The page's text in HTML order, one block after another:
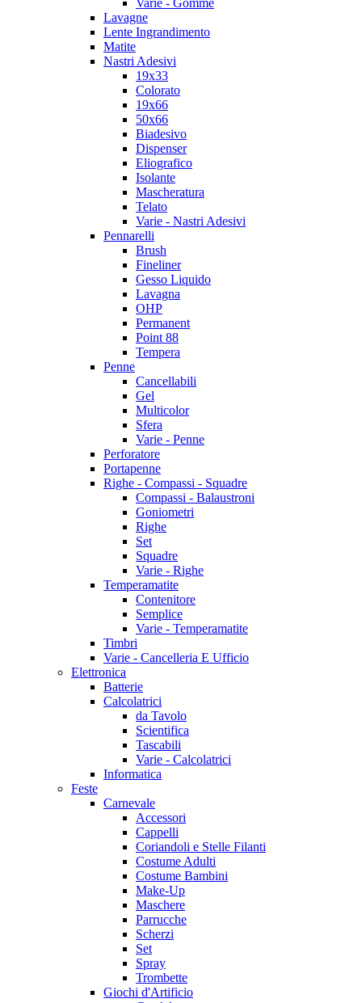
Varie - Gomme
Lavagne
Lente Ingrandimento
Matite
Nastri Adesivi
19x33
Colorato
19x66
50x66
Biadesivo
Dispenser
Eliografico
Isolante
Mascheratura
Telato
Varie - Nastri Adesivi
Pennarelli
Brush
Fineliner
Gesso Liquido
Lavagna
OHP
Permanent
Point 88
Tempera
Penne
Cancellabili
Gel
Multicolor
Sfera
Varie - Penne
Perforatore
Portapenne
Righe - Compassi - Squadre
Compassi - Balaustroni
Goniometri
Righe
Set
Squadre
Varie - Righe
Temperamatite
Contenitore
Semplice
Varie - Temperamatite
Timbri
Varie - Cancelleria E Ufficio
Elettronica
Batterie
Calcolatrici
da Tavolo
Scientifica
Tascabili
Varie - Calcolatrici
Informatica
Feste
Carnevale
Accessori
Cappelli
Coriandoli e Stelle Filanti
Costume Adulti
Costume Bambini
Make-Up
Maschere
Parrucche
Scherzi
Set
Spray
Trombette
Giochi d'Artificio